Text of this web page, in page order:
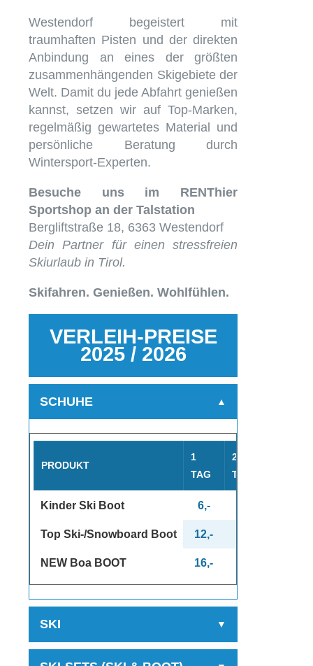
Westendorf begeistert mit
traumhaften Pisten und der direkten
Anbindung an eines der größten
zusammenhängenden Skigebiete der
Welt. Damit du jede Abfahrt genießen
kannst, setzen wir auf Top-Marken,
regelmäßig gewartetes Material und
persönliche Beratung durch
Wintersport-Experten.
Besuche uns im RENThier
Sportshop an der Talstation
Bergliftstraße 18, 6363 Westendorf
Dein Partner für einen stressfreien
Skiurlaub in Tirol.
Skifahren. Genießen. Wohlfühlen.
VERLEIH-PREISE
2025 / 2026
SCHUHE
PRODUKT
1
TAG
2
TAGE
Kinder Ski Boot 6,-
Top Ski-/Snowboard Boot 12,-
NEW Boa BOOT 16,-
SKI